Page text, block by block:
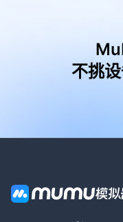
不挑设